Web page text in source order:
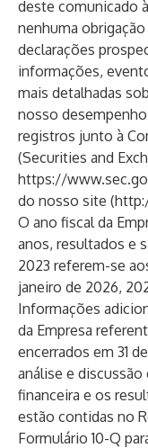
deste comunicado
nenhuma
declarações
informações,
mais detalhadas
nosso
registros junto à
(Securities and
https://
do nosso site (
O ano fiscal da
anos, resultados e
2023 referem-se
janeiro de 2026,
Informações
da Empresa
encerrados em 31
análise e
financeira e os
estão contidas no
Formulário 10-Q